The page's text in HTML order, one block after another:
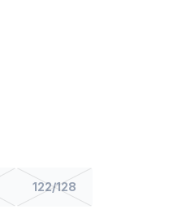
122/128